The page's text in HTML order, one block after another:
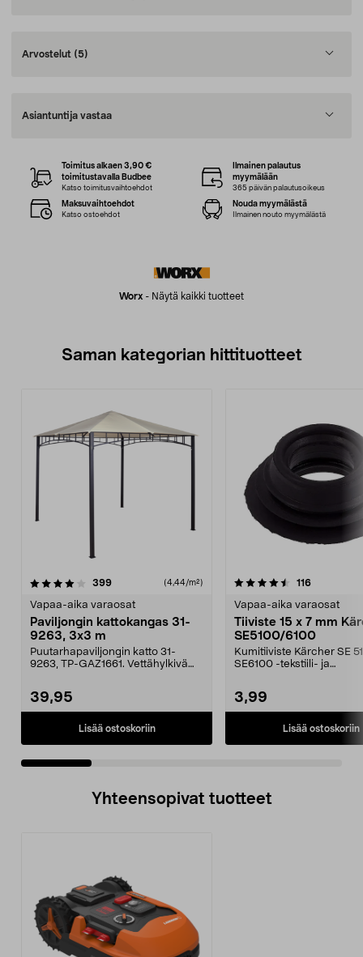
Arvostelut (5)
Asiantuntija vastaa
Worx - Näytä kaikki tuotteet
Toimitus alkaen 3,90 €
toimitustavalla Budbee
Katso toimitusvaihtoehdot
Ilmainen palautus
myymälään
365 päivän palautusoikeus
Maksuvaihtoehdot
Katso ostoehdot
Nouda myymälästä
Ilmainen nouto myymälästä
Saman kategorian hittituotteet
399arvostelut (4,44/m²)
Vapaa-aika varaosat
Paviljongin kattokangas 31-
9263, 3x3 m
Puutarhapaviljongin katto 31-
9263, TP-GAZ1661. Vettähylkivä
39,95
Lisää ostoskoriin
4.5 viidestä
116arvostelut
Vapaa-aika varaosat
Tiiviste 15 x 7 mm
SE5100/6100
Kumitiiviste Kärcher SE
SE6100 -tekstiili- ja
3,99
Lisää ostoskoriin
4.0 viidestä
Yhteensopivat tuotteet